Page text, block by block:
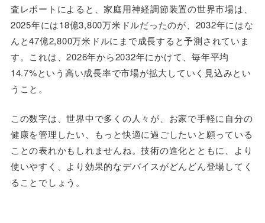
査レポートによると、家庭用神経調節装置の世界市場は、
2025年には18億3,800万米ドルだったのが、2032年にはな
んと47億2,800万米ドルにまで成長すると予測されていま
す。これは、2026年から2032年にかけて、毎年平均
14.7%という高い成長率で市場が拡大していく見込みとい
うこと。
この数字は、世界中で多くの人々が、お家で手軽に自分の
健康を管理したい、もっと快適に過ごしたいと願っている
ことの表れかもしれませんね。技術の進化とともに、より
使いやすく、より効果的なデバイスがどんどん登場してく
ることでしょう。